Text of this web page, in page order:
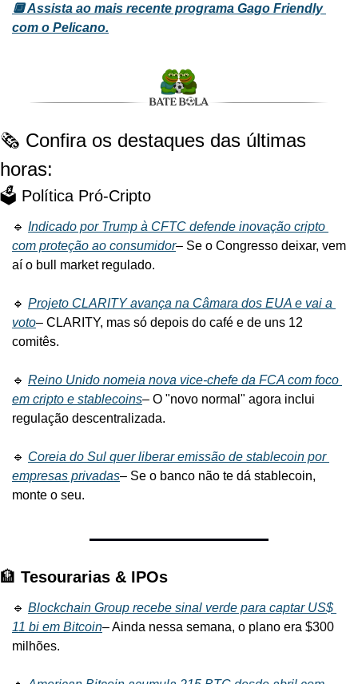
🔲 Assista ao mais recente programa Gago Friendly
com o Pelicano.
🗞️ Confira os destaques das últimas
horas:
🗳️ Política Pró-Cripto
🔹 Indicado por Trump à CFTC defende inovação cripto
com proteção ao consumidor– Se o Congresso deixar, vem
aí o bull market regulado.
🔹 Projeto CLARITY avança na Câmara dos EUA e vai a
voto– CLARITY, mas só depois do café e de uns 12
comitês.
🔹 Reino Unido nomeia nova vice-chefe da FCA com foco
em cripto e stablecoins– O "novo normal" agora inclui
regulação descentralizada.
🔹 Coreia do Sul quer liberar emissão de stablecoin por
empresas privadas– Se o banco não te dá stablecoin,
monte o seu.
🏦 Tesourarias & IPOs
🔹 Blockchain Group recebe sinal verde para captar US$
11 bi em Bitcoin– Ainda nessa semana, o plano era $300
milhões.